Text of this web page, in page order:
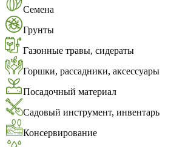
Семена
Грунты
Газонные травы, сидераты
Горшки, рассадники, аксессуары
Посадочный материал
Садовый инструмент, инвентарь
Консервирование